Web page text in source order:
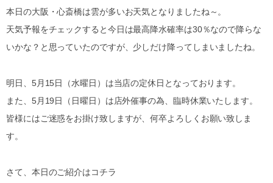
本日の大阪・心斎橋は雲が多いお天気となりましたね～。
天気予報をチェックすると今日は最高降水確率は30％なので降らな
いかな？と思っていたのですが、少しだけ降ってしまいましたね。
明日、5月15日（水曜日）は当店の定休日となっております。
また、5月19日（日曜日）は店外催事の為、臨時休業いたします。
皆様にはご迷惑をお掛け致しますが、何卒よろしくお願い致しま
す。
さて、本日のご紹介はコチラ